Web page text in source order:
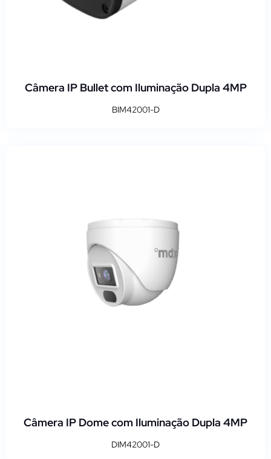
Câmera IP Bullet com Iluminação Dupla 4MP
BIM42001-D
Câmera IP Dome com Iluminação Dupla 4MP
DIM42001-D